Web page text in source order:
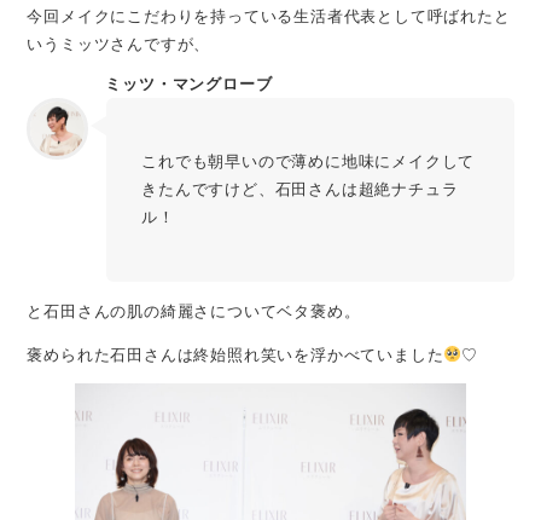
今回メイクにこだわりを持っている生活者代表として呼ばれたと
いうミッツさんですが、
ミッツ・マングローブ
これでも朝早いので薄めに地味にメイクして
きたんですけど、石田さんは超絶ナチュラ
ル！
と石田さんの肌の綺麗さについてベタ褒め。
褒められた石田さんは終始照れ笑いを浮かべていました ♡